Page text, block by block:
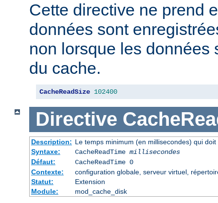
Cette directive ne prend
données sont
non lorsque les données
du cache.
CacheReadSize 102400
Directive
Description: Le temps minimum (en millisecondes) qui
Syntaxe:
CacheReadTime millisecondes
Défaut:
CacheReadTime 0
Contexte:
configuration globale, serveur virtuel,
Statut:
Extension
Module:
mod_cache_disk